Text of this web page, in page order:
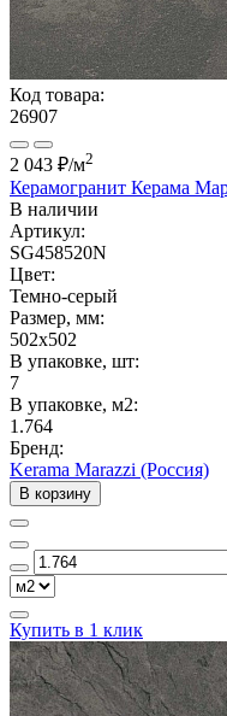
Код товара:
26907
2 043 ₽/м2
Керамогранит Керама
В наличии
Артикул:
SG458520N
Цвет:
Темно-серый
Размер, мм:
502x502
В упаковке, шт:
7
В упаковке, м2:
1.764
Бренд:
Kerama Marazzi (Россия)
В корзину
Купить в 1 клик